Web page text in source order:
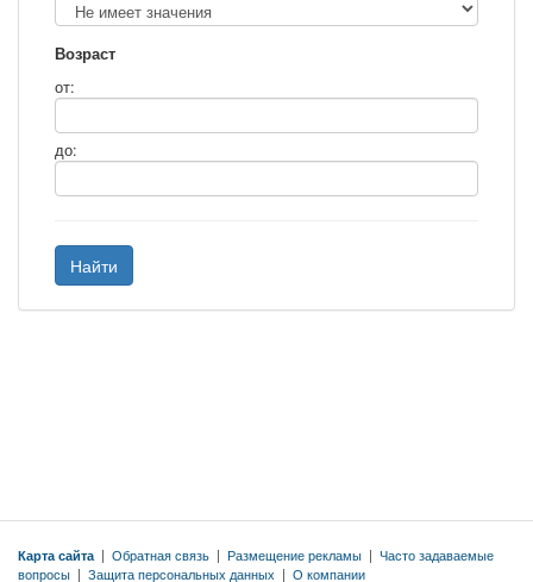
Возраст
от:
до:
Найти
Карта сайта | Обратная связь | Размещение рекламы | Часто задаваемые
вопросы | Защита персональных данных | О компании